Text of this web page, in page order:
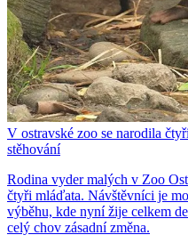
V ostravské zoo se narodila
stěhování
Rodina vyder malých v Zoo
čtyři mláďata. Návštěvníci je
výběhu, kde nyní žije celkem
celý chov zásadní změna.